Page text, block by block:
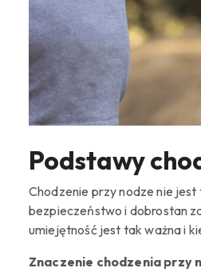
Podstawy
Chodzenie przy nodze nie
bezpieczeństwo i dobrostan
umiejętność jest tak ważna i
Znaczenie chodzenia przy